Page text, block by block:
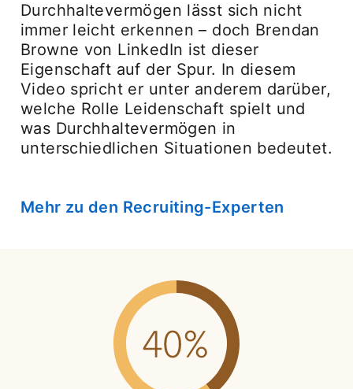
Durchhaltevermögen lässt sich nicht
immer leicht erkennen – doch Brendan
Browne von LinkedIn ist dieser
Eigenschaft auf der Spur. In diesem
Video spricht er unter anderem darüber,
welche Rolle Leidenschaft spielt und
was Durchhaltevermögen in
unterschiedlichen Situationen bedeutet.
Mehr zu den Recruiting-Experten